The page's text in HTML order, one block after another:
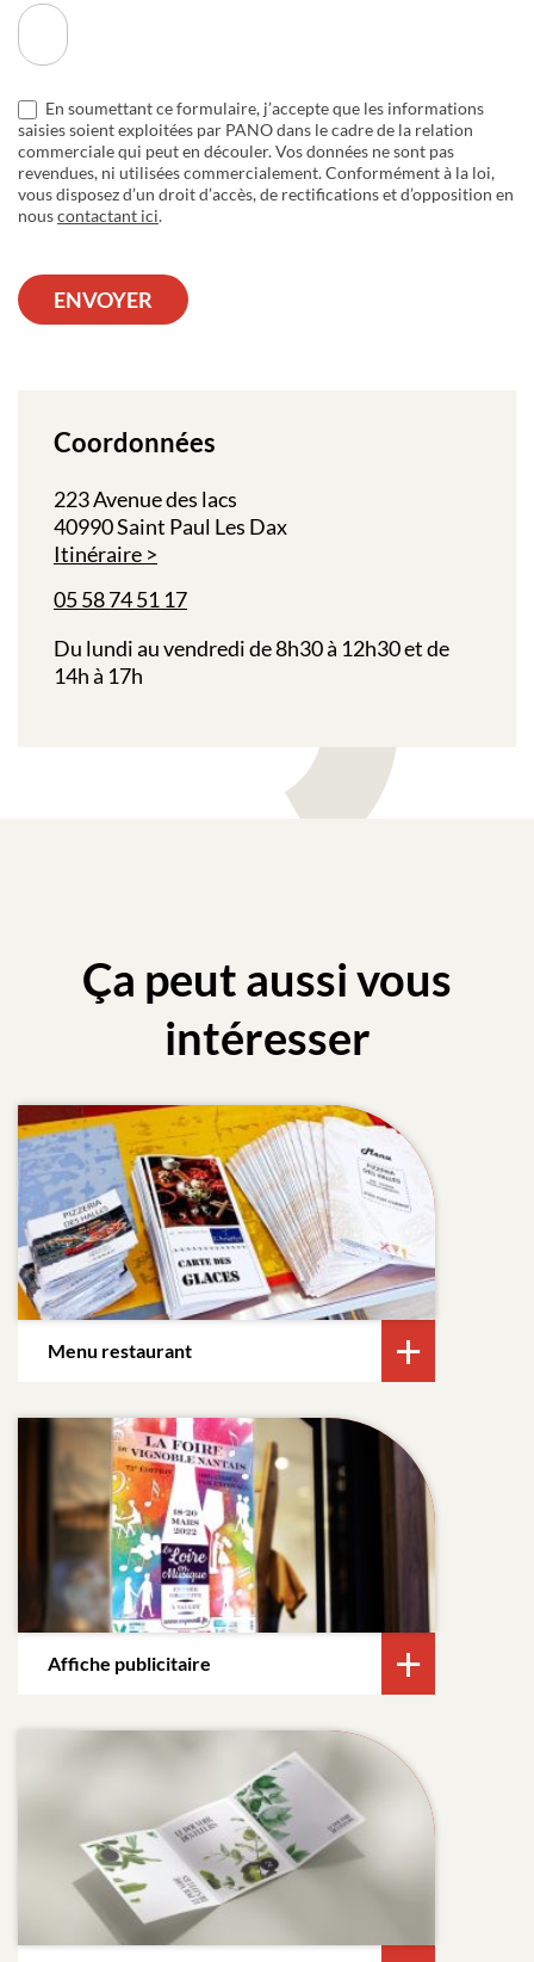
En soumettant ce formulaire, j’accepte que les informations
saisies soient exploitées par PANO dans le cadre de la relation
commerciale qui peut en découler. Vos données ne sont pas
revendues, ni utilisées commercialement. Conformément à la loi,
vous disposez d’un droit d’accès, de rectifications et d’opposition en
nouscontactant ici.
ENVOYER
Coordonnées
223 Avenue des lacs
40990 Saint Paul Les Dax
Itinéraire
05 58 74 51 17
Du lundi au vendredi de 8h30 à 12h30 et de
14h à 17h
Ça peut aussi vous
intéresser
Menu restaurant
Affiche publicitaire